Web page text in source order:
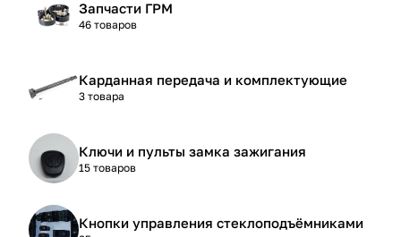
Запчасти ГРМ
46 товаров
Карданная передача и комплектующие
3 товара
Ключи и пульты замка зажигания
15 товаров
Кнопки управления стеклоподъёмниками